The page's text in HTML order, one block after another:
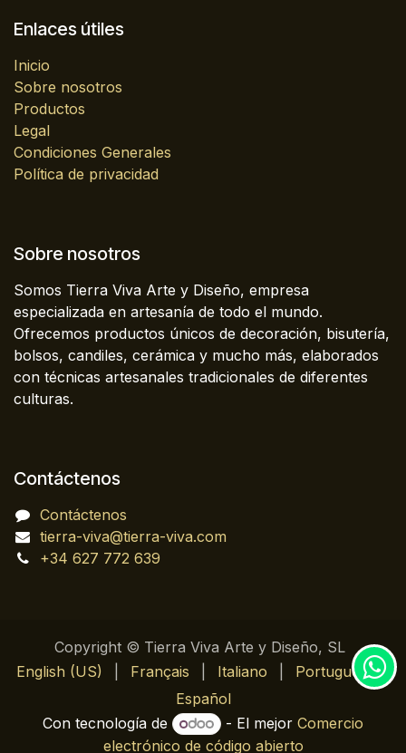
Enlaces útiles
Inicio
Sobre nosotros
Productos
Legal
Condiciones Generales
Política de privacidad
Sobre nosotros
Somos Tierra Viva Arte y Diseño, empresa
especializada en artesanía de todo el mundo.
Ofrecemos productos únicos de decoración, bisutería,
bolsos, candiles, cerámica y mucho más, elaborados
con técnicas artesanales tradicionales de diferentes
culturas.
Contáctenos
Contáctenos
tierra-viva@tierra-viva.com
+34 627 772 639
Copyright © Tierra Viva Arte y Diseño, SL
English (US)
Français Italiano Português
|
Español
Con tecnología de
- El mejorComercio
electrónico de código abierto